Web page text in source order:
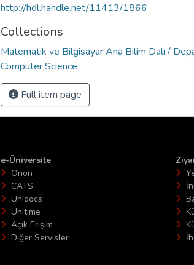
http://hdl.handle.net/11413/1866
Collections
Matematik ve Bilgisayar Ana Bilim Dalı /
Computer Science
Full item page
e-Üniversite
Orion
CATS
Unidocs
Unitime
Açık Erişim
Diğer Servisler